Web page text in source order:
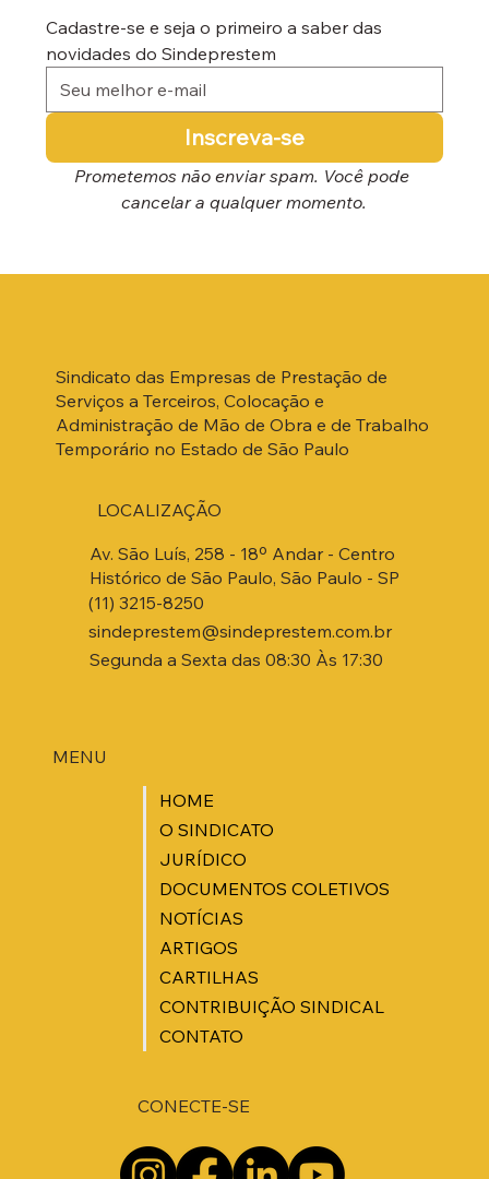
Cadastre-se e seja o primeiro a saber das
novidades do Sindeprestem
Inscreva-se
Prometemos não enviar spam. Você pode
cancelar a qualquer momento.
Sindicato das Empresas de Prestação de
Serviços a Terceiros, Colocação e
Administração de Mão de Obra e de Trabalho
Temporário no Estado de São Paulo
MENU
HOME
O SINDICATO
JURÍDICO
DOCUMENTOS COLETIVOS
NOTÍCIAS
ARTIGOS
CARTILHAS
CONTRIBUIÇÃO SINDICAL
CONTATO
Av. São Luís, 258 - 18º Andar - Centro
Histórico de São Paulo, São Paulo - SP
(11) 3215-8250
sindeprestem@sindeprestem.com.br
Segunda a Sexta das 08:30 Às 17:30
LOCALIZAÇÃO
CONECTE-SE